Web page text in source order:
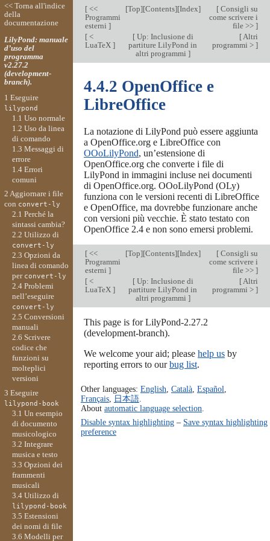
[<<
Programmi
esterni ]
[Top][Contents][Index] [Consigli su
come scrivere i
file >> ]
[<
LuaTeX ]
[Up: Inclusione di
partiture LilyPond in
altri programmi ]
[Altri
programmi > ]
4.4.2 OpenOffice e
LibreOffice
La notazione di LilyPond può essere aggiunta
a OpenOffice.org e LibreOffice con
OOoLilyPond, un’estensione di
OpenOffice.org che converte i file di
LilyPond in immagini incluse nei documenti
di OpenOffice.org. OOoLilyPond (OLy)
funziona con le versioni recenti di LibreOffice
e OpenOffice, ma dovrebbe funzionare anche
con versioni più vecchie. È stato testato con
OpenOffice 2.4 e non sono emersi problemi.
[<<
Programmi
esterni ]
[Top][Contents][Index] [Consigli su
come scrivere i
file >> ]
[<
LuaTeX ]
[Up: Inclusione di
partiture LilyPond in
altri programmi ]
[Altri
programmi > ]
This page is for LilyPond-2.27.2
(development-branch).
We welcome your aid; please help usby
reporting errors to ourbug list.
Other languages: English Català, Español
Français, 日本語.
About automatic language selection
Disable syntax highlighting– Save syntax highlighting
preference
<< Torna all'indice
della
documentazione
LilyPond: manuale
d’uso del
programma
v2.27.2
(development-
branch).
1 Eseguire
lilypond
1.1 Uso normale
1.2 Uso da linea
di comando
1.3 Messaggi di
errore
1.4 Errori
comuni
2 Aggiornare i file
con convert-ly
2.1 Perché la
sintassi cambia?
2.2 Utilizzo di
convert-ly
2.3 Opzioni da
linea di comando
per convert-ly
2.4 Problemi
nell’eseguire
convert-ly
2.5 Conversioni
manuali
2.6 Scrivere
codice che
funzioni su
molteplici
versioni
3 Eseguire
lilypond-book
3.1 Un esempio
di documento
musicologico
3.2 Integrare
musica e testo
3.3 Opzioni dei
frammenti
musicali
3.4 Utilizzo di
lilypond-book
3.5 Estensioni
dei nomi di file
3.6 Modelli per